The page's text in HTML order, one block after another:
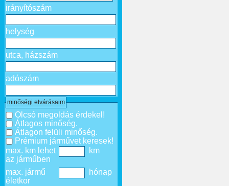
irányítószám
helység
utca, házszám
adószám
minőségi elvárásaim
Olcsó megoldás érdekel!
Átlagos minőség.
Átlagon felüli minőség.
Prémium járművet keresek!
max. km lehet
az járműben
km
max. jármű
életkor
hónap